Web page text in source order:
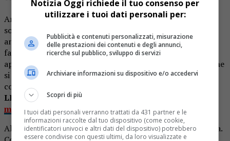
Animi accesi l’altro giorno in un locale di Cossato. Due
soggetti sulla cinquantina hanno iniziato a litigare
animatamente. Il motivo della discussione era legato al
fatto che uno dei due si era permesso di fare un
apprezzamento verso la compagna dell’altro. La situazione
si è “scaldata” e i proprietari dell’attività sono stati
costretti a contattare le forze dell’ordine.
LEGGI ANCHE:Scenata di gelosia tra ottantenni:
marito aggredisce la moglie nei boschi
All’arrivo dei carabinieri la lite era particolarmente accesa.
Notizia Oggi richiede il tuo consenso per
utilizzare i tuoi dati personali per:
Pubblicità e contenuti personalizzati, misurazione
delle prestazioni dei contenuti e degli annunci,
ricerche sul pubblico, sviluppo di servizi
Archiviare informazioni su dispositivo e/o accedervi
Scopri di più
I tuoi dati personali verranno trattati da 431 partner e le
informazioni raccolte dal tuo dispositivo (come cookie,
identificatori univoci e altri dati del dispositivo) potrebbero
essere condivise con questi ultimi, da loro visualizzate e